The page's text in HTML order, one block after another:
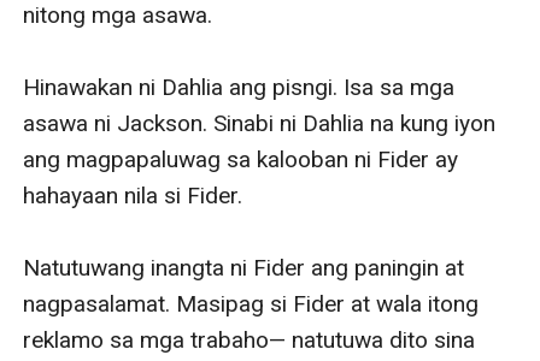
nitong mga asawa.
Hinawakan ni Dahlia ang pisngi. Isa sa mga
asawa ni Jackson. Sinabi ni Dahlia na kung iyon
ang magpapaluwag sa kalooban ni Fider ay
hahayaan nila si Fider.
Natutuwang inangta ni Fider ang paningin at
nagpasalamat. Masipag si Fider at wala itong
reklamo sa mga trabaho— natutuwa dito sina